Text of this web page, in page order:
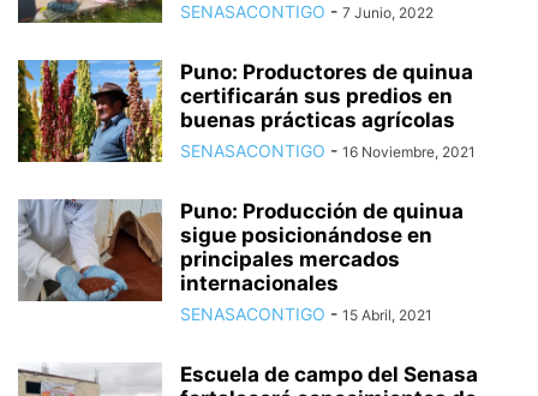
SENASACONTIGO - 7 Junio, 2022
Puno: Productores de quinua
certificarán sus predios en
buenas prácticas agrícolas
SENASACONTIGO - 16 Noviembre, 2021
Puno: Producción de quinua
sigue posicionándose en
principales mercados
internacionales
SENASACONTIGO - 15 Abril, 2021
Escuela de campo del Senasa